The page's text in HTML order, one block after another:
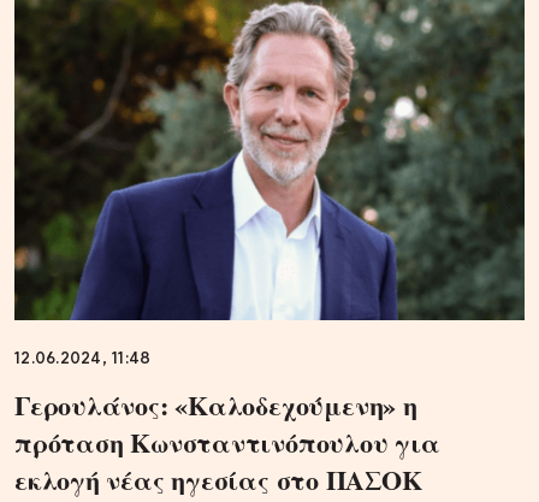
12.06.2024, 11:48
Γερουλάνος: «Kαλοδεχούμενη» η
πρόταση Κωνσταντινόπουλου για
εκλογή νέας ηγεσίας στο ΠΑΣΟΚ